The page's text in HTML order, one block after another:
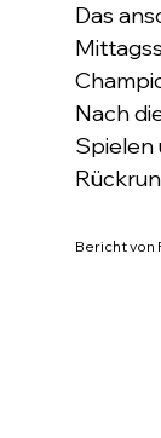
Das
Nach
Spielen
Bericht von